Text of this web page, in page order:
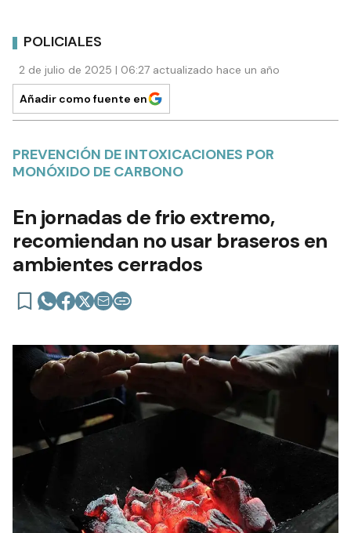
POLICIALES
2 de julio de 2025 | 06:27 actualizado hace un año
Añadir como fuente en
PREVENCIÓN DE INTOXICACIONES POR
MONÓXIDO DE CARBONO
En jornadas de frio extremo,
recomiendan no usar braseros en
ambientes cerrados